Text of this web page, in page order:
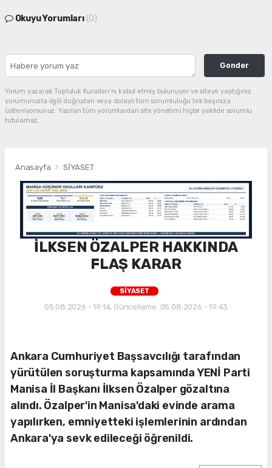
Okuyu Yorumları (0)
Gonder
Yorum yazarak Topluluk Kuralları’nı kabul etmiş bulunuyor ve siteye yaptığınız
yorumunuzla ilgili doğrudan veya dolaylı tüm sorumluluğu tek başınıza
üstleniyorsunuz. Yazılan tüm yorumlardan site yönetimi hiçbir şekilde sorumlu
tutulamaz.
Anasayfa SİYASET
İLKSEN ÖZALPER HAKKINDA
FLAŞ KARAR
SİYASET
05.08.2026 - 19:14, Güncelleme: 05.08.2026 - 19:43
Ankara Cumhuriyet Başsavcılığı tarafından
yürütülen soruşturma kapsamında YENİ Parti
Manisa İl Başkanı İlksen Özalper gözaltına
alındı. Özalper'in Manisa'daki evinde arama
yapılırken, emniyetteki işlemlerinin ardından
Ankara'ya sevk edileceği öğrenildi.